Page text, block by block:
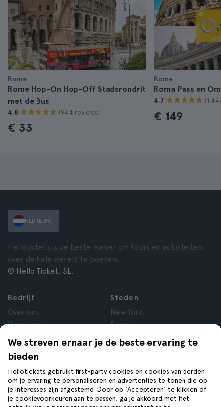
Rome
Rome Hop-On Hop-Off Stadsrondrit
met de Bus
4.8 (944 reviews)
€ 33
Rome
Roma Pass en
4.7
€ 149
We streven ernaar je de beste ervaring te
bieden
Hellotickets gebruikt first-party cookies en cookies van derden
om je ervaring te personaliseren en advertenties te tonen die op
je interesses zijn afgestemd. Door op 'Accepteren' te klikken of
je cookievoorkeuren aan te passen, ga je akkoord met het
NLD (EUR)
Hellotickets is de beste manier om tours en activiteiten
over de hele wereld te boeken.
© Hello Ticket, SL.
Bedrijf
Over ons
Vacatures
Reviews
Privacy
Voorwaarden
Juridische kennisgeving
Cookies
Steden
New York
Rome
Londen
Krakau
Tenerife